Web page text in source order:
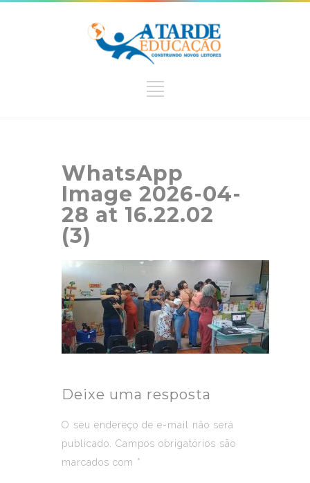
WhatsApp
Image 2026-04-
28 at 16.22.02
(3)
Deixe uma resposta
O seu endereço de e-mail não será
publicado.
Campos obrigatórios são
marcados com *